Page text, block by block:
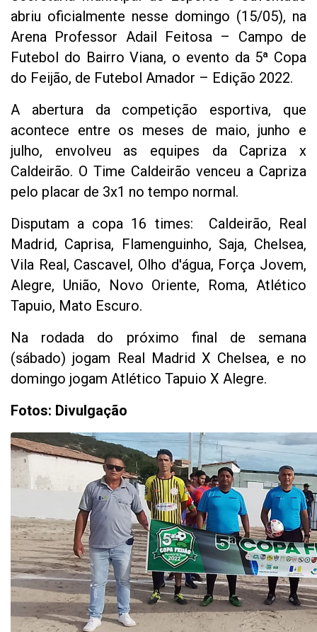
abriu oficialmente nesse domingo (15/05), na
Arena Professor Adail Feitosa – Campo de
Futebol do Bairro Viana, o evento da 5ª Copa
do Feijão, de Futebol Amador – Edição 2022.
A abertura da competição esportiva, que
acontece entre os meses de maio, junho e
julho, envolveu as equipes da Capriza x
Caldeirão. O Time Caldeirão venceu a Capriza
pelo placar de 3x1 no tempo normal.
Disputam a copa 16 times: Caldeirão, Real
Madrid, Caprisa, Flamenguinho, Saja, Chelsea,
Vila Real, Cascavel, Olho d'água, Força Jovem,
Alegre, União, Novo Oriente, Roma, Atlético
Tapuio, Mato Escuro.
Na rodada do próximo final de semana
(sábado) jogam Real Madrid X Chelsea, e no
domingo jogam Atlético Tapuio X Alegre.
Fotos: Divulgação